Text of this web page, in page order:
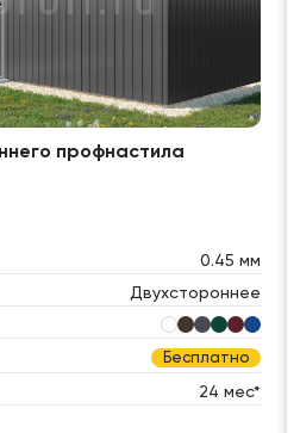
профнастила
0.45 мм
Двухстороннее
Бесплатно
24 мес*